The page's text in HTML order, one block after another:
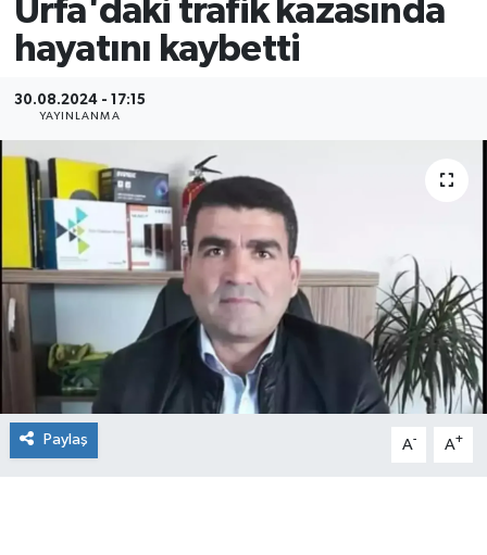
Urfa'daki trafik kazasında
hayatını kaybetti
30.08.2024 - 17:15
YAYINLANMA
Paylaş A- A+
Gündem
Kültür
Magazin
Tüm Manşetler
Son Dakika Haberleri
Haber Arşivi